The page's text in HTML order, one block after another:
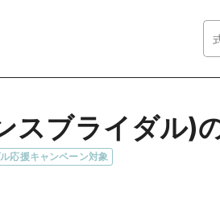
スブライダル)
応援キャンペーン対象